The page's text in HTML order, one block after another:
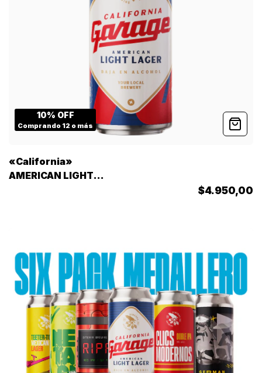
10% OFF
Comprando 12 o más
«California»
AMERICAN LIGHT
$4.950,00